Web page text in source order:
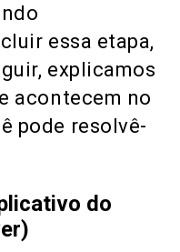
essa etapa,
explicamos
acontecem no
pode resolvê-
do